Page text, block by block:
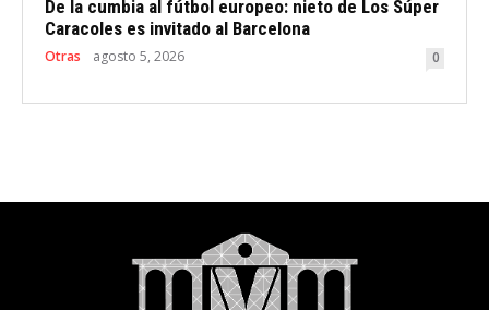
De la cumbia al fútbol europeo: nieto de Los Súper
Caracoles es invitado al Barcelona
Otras agosto 5, 2026 0